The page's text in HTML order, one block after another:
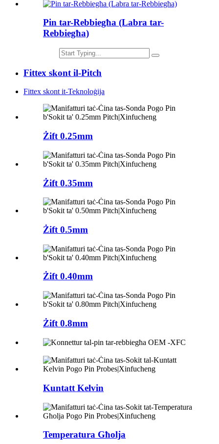
Pin tar-Rebbiegħa (Labra tar-
Rebbiegħa)
Fittex skont il-Pitch
Fittex skont it-Teknoloġija
Żift 0.25mm
Żift 0.35mm
Żift 0.5mm
Żift 0.40mm
Żift 0.8mm
Kuntatt Kelvin
Temperatura Għolja